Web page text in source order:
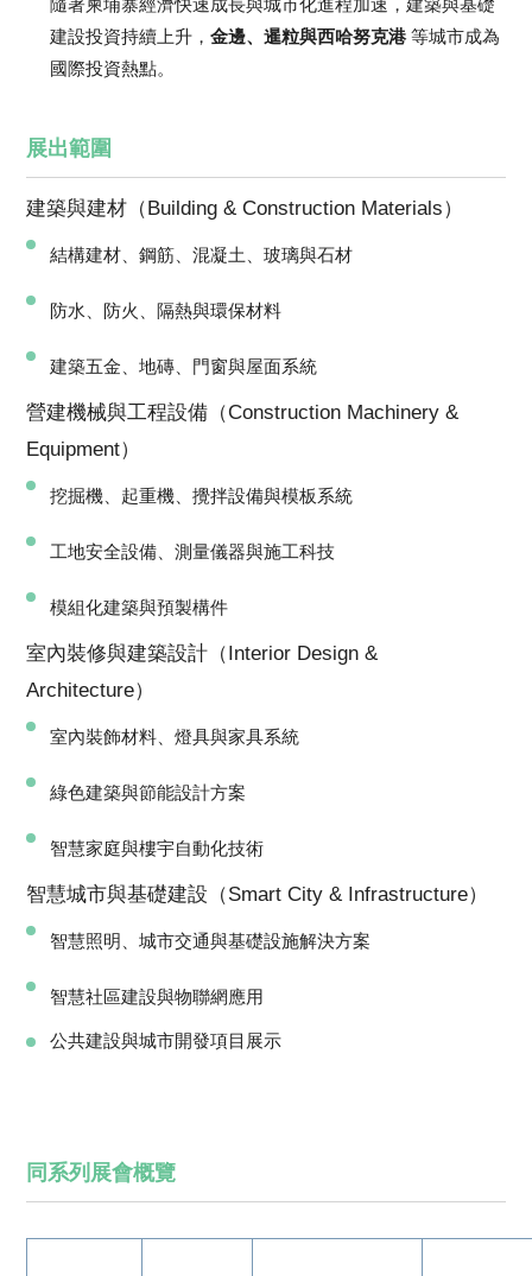
隨著柬埔寨經濟快速成長與城市化進程加速，建築與基礎
建設投資持續上升，金邊、暹粒與西哈努克港等城市成為
國際投資熱點。
展出範圍
建築與建材（Building & Construction Materials）
結構建材、鋼筋、混凝土、玻璃與石材
防水、防火、隔熱與環保材料
建築五金、地磚、門窗與屋面系統
營建機械與工程設備（Construction Machinery &
Equipment）
挖掘機、起重機、攪拌設備與模板系統
工地安全設備、測量儀器與施工科技
模組化建築與預製構件
室內裝修與建築設計（Interior Design &
Architecture）
室內裝飾材料、燈具與家具系統
綠色建築與節能設計方案
智慧家庭與樓宇自動化技術
智慧城市與基礎建設（Smart City & Infrastructure）
智慧照明、城市交通與基礎設施解決方案
智慧社區建設與物聯網應用
公共建設與城市開發項目展示
同系列展會概覽